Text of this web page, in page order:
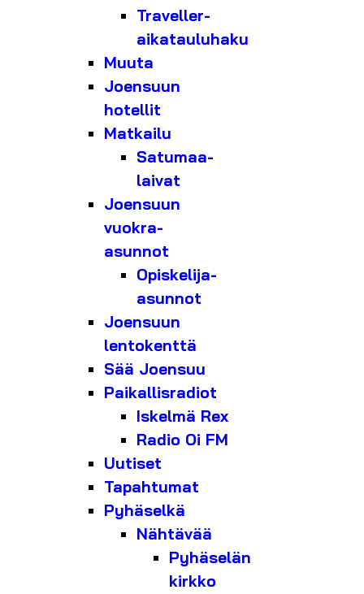
Traveller-
aikatauluhaku
Muuta
Joensuun
hotellit
Matkailu
Satumaa-
laivat
Joensuun
vuokra-
asunnot
Opiskelija-
asunnot
Joensuun
lentokenttä
Sää Joensuu
Paikallisradiot
Iskelmä Rex
Radio Oi FM
Uutiset
Tapahtumat
Pyhäselkä
Nähtävää
Pyhäselän
kirkko